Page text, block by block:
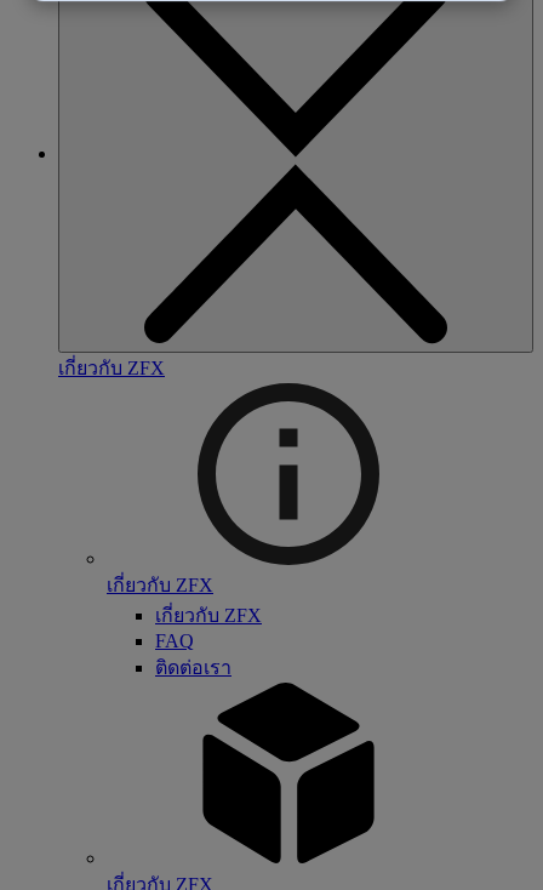
เกี่ยวกับ ZFX
เกี่ยวกับ ZFX
เกี่ยวกับ ZFX
FAQ
ติดต่อเรา
เกี่ยวกับ ZFX